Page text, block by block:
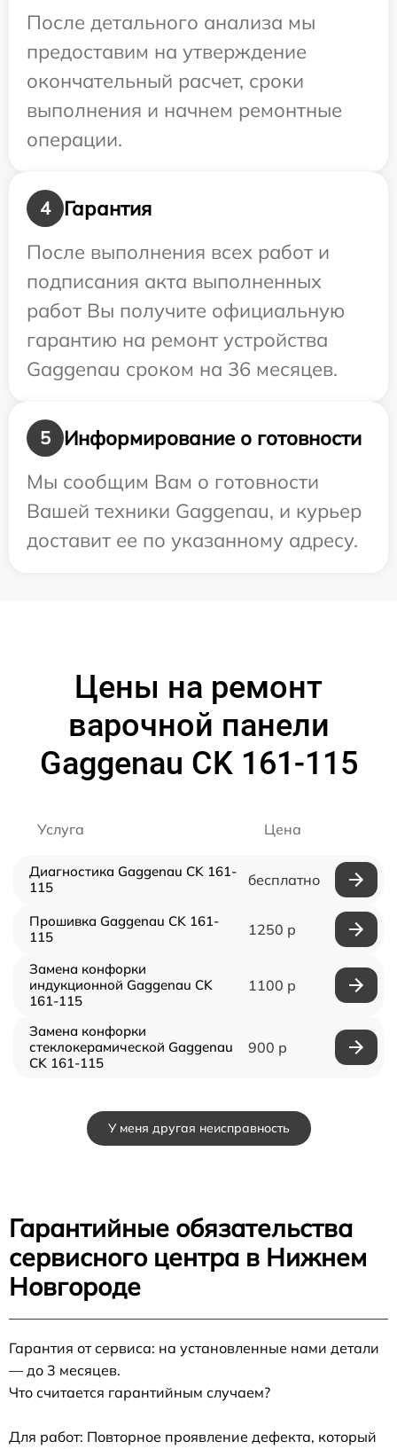
После детального анализа мы
предоставим на утверждение
окончательный расчет, сроки
выполнения и начнем ремонтные
операции.
4
Гарантия
После выполнения всех работ и
подписания акта выполненных
работ Вы получите официальную
гарантию на ремонт устройства
Gaggenau сроком на 36 месяцев.
5
Информирование о готовности
Мы сообщим Вам о готовности
Вашей техники Gaggenau, и курьер
доставит ее по указанному адресу.
Цены на ремонт
варочной панели
Gaggenau CK 161-115
Услуга Цена
Диагностика Gaggenau CK 161-
115
бесплатно
Прошивка Gaggenau CK 161-
115
1250 р
Замена конфорки
индукционной Gaggenau CK
161-115
1100 р
Замена конфорки
стеклокерамической Gaggenau
CK 161-115
900 р
У меня другая неисправность
Гарантийные обязательства
сервисного центра в Нижнем
Новгороде
Гарантия от сервиса: на установленные нами детали
— до 3 месяцев.
Что считается гарантийным случаем?
Для работ: Повторное проявление дефекта, который